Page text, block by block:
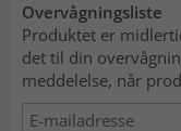
Overvågningsliste
Produktet er
det til din
meddelelse, når